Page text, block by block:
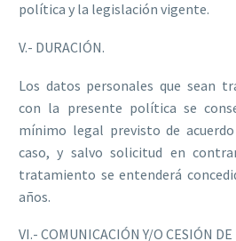
política y la legislación vigente.
V.- DURACIÓN.
Los datos personales que sean
con la presente política se
mínimo legal previsto de
caso, y salvo solicitud en
tratamiento se entenderá
años.
VI.- COMUNICACIÓN Y/O CESIÓN